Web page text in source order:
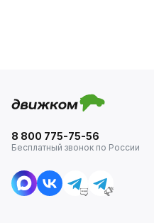
8 800 775-75-56
Бесплатный звонок по России